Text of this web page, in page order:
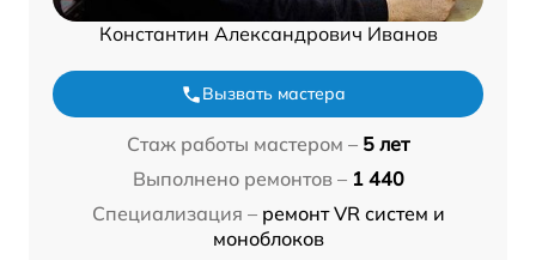
Константин Александрович Иванов
Вызвать мастера
Стаж работы мастером – 5 лет
Выполнено ремонтов – 1 440
Специализация – ремонт VR систем и
моноблоков